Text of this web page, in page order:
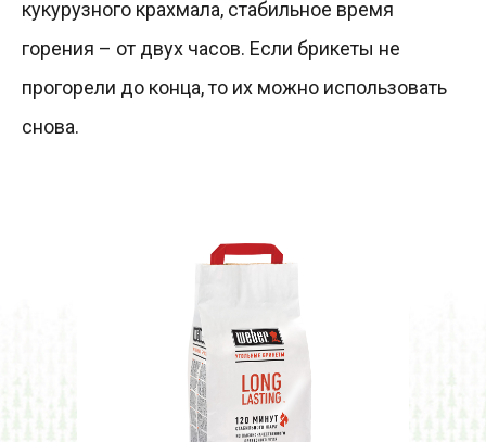
кукурузного крахмала, стабильное время
горения – от двух часов. Если брикеты не
прогорели до конца, то их можно использовать
снова.